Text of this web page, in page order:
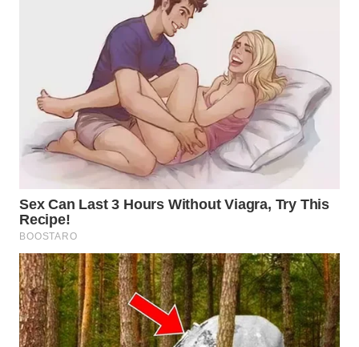
WN
CIREBON
INDRAMAYU
WN
KUNINGAN
WN
MAJALENGKA